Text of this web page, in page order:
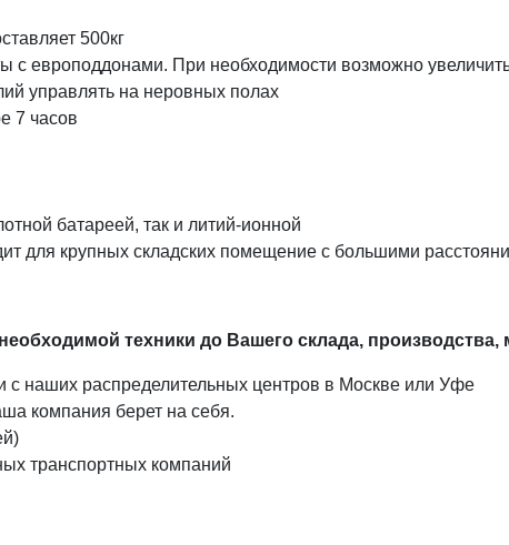
500кг
с европоддонами. При необходимости возможно
управлять на неровных полах
7 часов
батареей, так и литий-ионной
для крупных складских помещение с большими
техники до Вашего склада, производства,
с наших распределительных центров в Москве или Уфе
компания берет на себя.
транспортных компаний